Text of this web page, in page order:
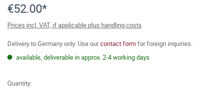
€52.00*
Prices incl. VAT, if applicable plus handling costs
Delivery to Germany only. Use ourcontact formfor foreign inquiries.
available, deliverable in approx. 2-4 working days
Quantity: